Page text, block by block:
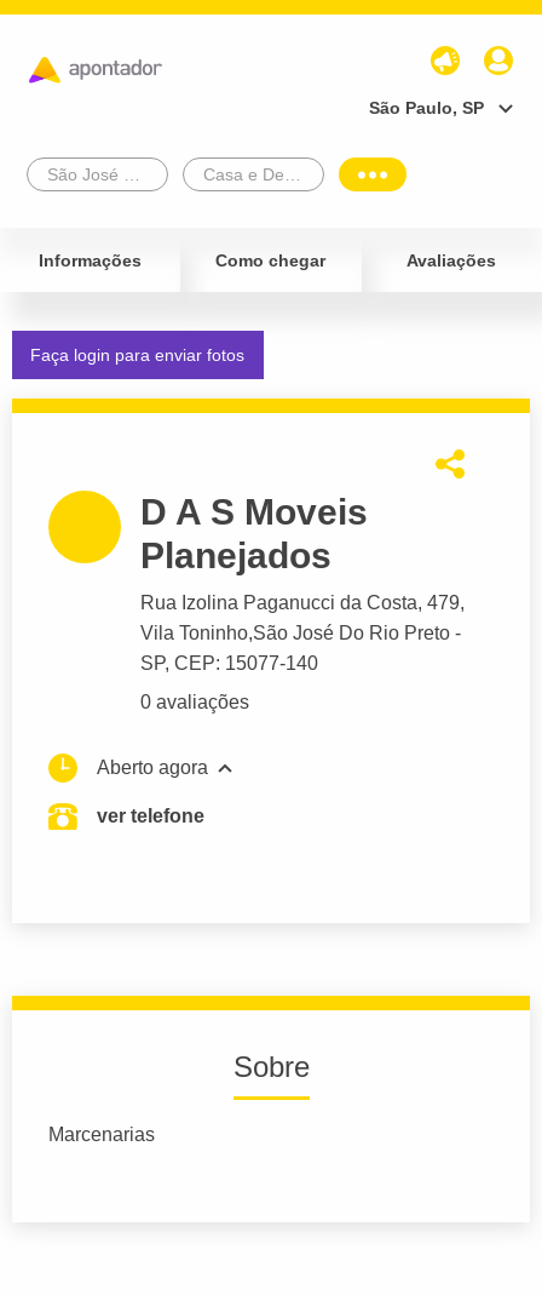
São Paulo, SP
Informações Como chegar Avaliações
Faça login para enviar fotos
D A S Moveis
Planejados
Rua Izolina Paganucci da Costa, 479,
Vila Toninho,São José Do Rio Preto -
SP, CEP: 15077-140
0 avaliações
Aberto agora
ver telefone
Sobre
Marcenarias